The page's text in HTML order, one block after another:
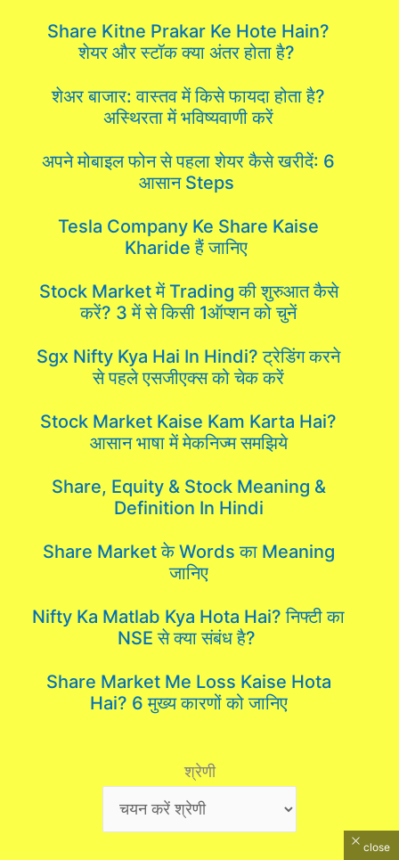
Share Kitne Prakar Ke Hote Hain?
शेयर और स्टॉक क्या अंतर होता है?
शेअर बाजार: वास्तव में किसे फायदा होता है?
अस्थिरता में भविष्यवाणी करें
अपने मोबाइल फोन से पहला शेयर कैसे खरीदें: 6
आसान Steps
Tesla Company Ke Share Kaise
Kharide हैं जानिए
Stock Market में Trading की शुरुआत कैसे
करें? 3 में से किसी 1ऑप्शन को चुनें
Sgx Nifty Kya Hai In Hindi? ट्रेडिंग करने
से पहले एसजीएक्स को चेक करें
Stock Market Kaise Kam Karta Hai?
आसान भाषा में मेकनिज्म समझिये
Share, Equity & Stock Meaning &
Definition In Hindi
Share Market के Words का Meaning
जानिए
Nifty Ka Matlab Kya Hota Hai? निफ्टी का
NSE से क्या संबंध है?
Share Market Me Loss Kaise Hota
Hai? 6 मुख्य कारणों को जानिए
श्रेणी
close